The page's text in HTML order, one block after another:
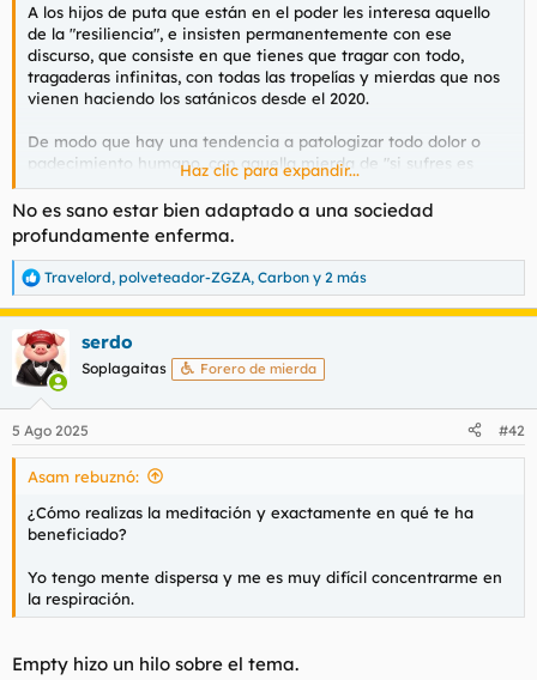
A los hijos de puta que están en el poder les interesa aquello
de la "resiliencia", e insisten permanentemente con ese
discurso, que consiste en que tienes que tragar con todo,
tragaderas infinitas, con todas las tropelías y mierdas que nos
vienen haciendo los satánicos desde el 2020.
De modo que hay una tendencia a patologizar todo dolor o
padecimiento humano, con aquella mierda de "si sufres es
porque no gestionas bien tus emociones", en modo charil, y si
sufres o te alejas de la norma es porque padeces de un
desequilibrio interno.
Y todo esto empieza con la manipulación del lenguaje, de
transformar, como dice@ElHombreFelizPatetico, la tristeza en
ansiedad o la timidez en fobia social. Los comportamientos
indeseados, "sin capacidad de adaptación" al sistema, o que
resulten críticos pues son eso, gente desviada, enferma o que
deben ponerse gorrito de papel de plata. Esto ya lo comentaba
Nietzsche en su día con el tema del proceder genealógico del
espíritu del rebaño, con la inversión de valores y tal.
Haz clic para expandir...
No es sano estar bien adaptado a una sociedad
profundamente enferma.
R
e
a
c
c
i
e
s
Travelord, polveteador-ZGZA, Carbon y 2 más
serdo
Soplagaitas Forero de mierda
5 Ago 2025 #42
Asam rebuznó:
¿Cómo realizas la meditación y exactamente en qué te ha
beneficiado?
Yo tengo mente dispersa y me es muy difícil concentrarme en
la respiración.
Empty hizo un hilo sobre el tema.